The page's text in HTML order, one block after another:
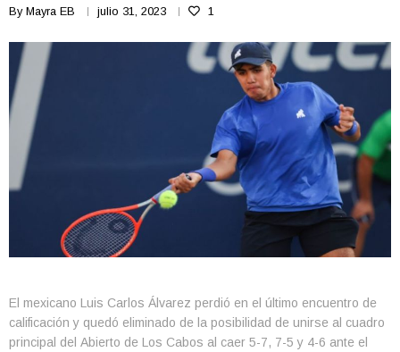
By Mayra EB julio 31, 2023 1
El mexicano Luis Carlos Álvarez perdió en el último encuentro de
calificación y quedó eliminado de la posibilidad de unirse al cuadro
principal del Abierto de Los Cabos al caer 5-7, 7-5 y 4-6 ante el